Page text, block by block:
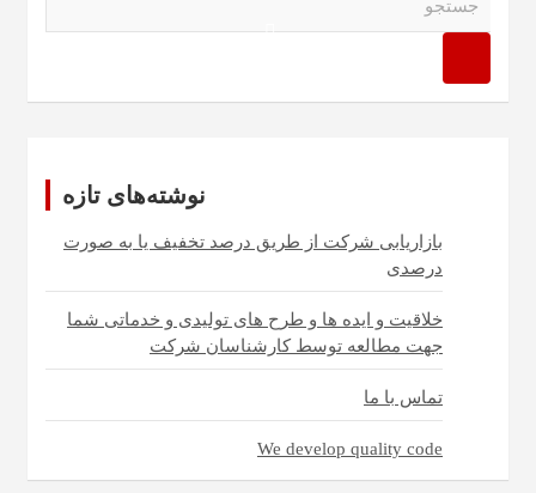
نوشته‌های تازه
بازاریابی شرکت از طریق درصد تخفیف یا به صورت
درصدی
خلاقیت و ایده ها و طرح های تولیدی و خدماتی شما
جهت مطالعه توسط کارشناسان شرکت
تماس با ما
We develop quality code